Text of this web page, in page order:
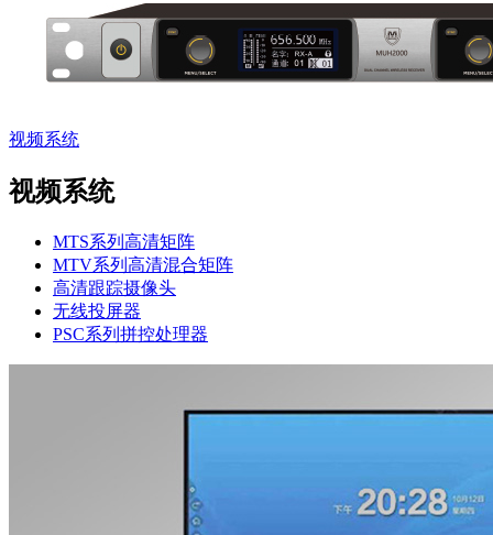
视频系统
视频系统
MTS系列高清矩阵
MTV系列高清混合矩阵
高清跟踪摄像头
无线投屏器
PSC系列拼控处理器